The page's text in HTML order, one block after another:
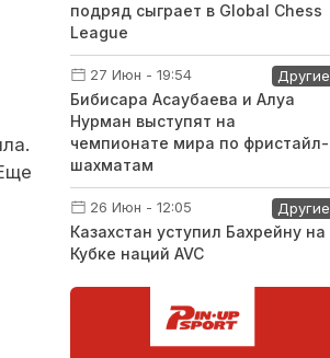
подряд сыграет в Global Chess
League
27 Июн - 19:54 Другие
Бибисара Асаубаева и Алуа
Нурман выступят на
чемпионате мира по фристайл-
шахматам
26 Июн - 12:05 Другие
Казахстан уступил Бахрейну на
Кубке наций AVC